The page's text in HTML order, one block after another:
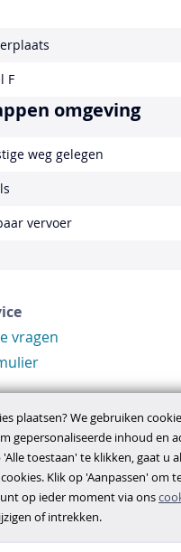
F
omgeving
weg gelegen
vervoer
vragen
plaatsen? We gebruiken
gepersonaliseerde inhoud en
'Alle toestaan' te klikken, gaat u
Klik op 'Aanpassen' om
op ieder moment via ons
of intrekken.